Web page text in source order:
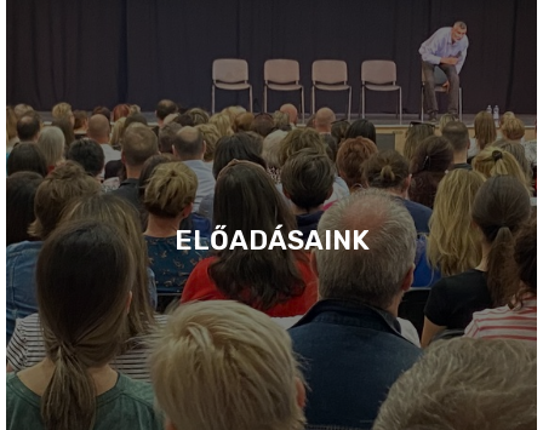
ELŐADÁSAINK